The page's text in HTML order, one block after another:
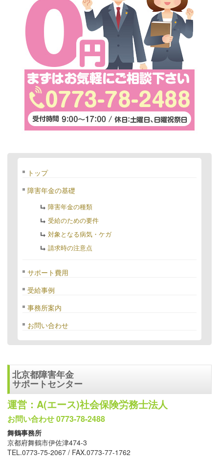
トップ
障害年金の基礎
障害年金の種類
受給のための要件
対象となる病気・ケガ
請求時の注意点
サポート費用
受給事例
事務所案内
お問い合わせ
北京都障害年金
サポートセンター
運営：A(エース)社会保険労務士法人
お問い合わせ 0773-78-2488
舞鶴事務所
京都府舞鶴市伊佐津474-3
TEL.0773-75-2067 / FAX.0773-77-1762